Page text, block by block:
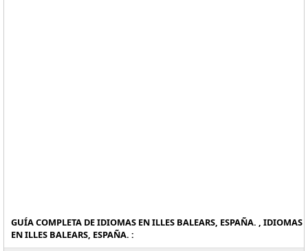
GUÍA COMPLETA DE IDIOMAS EN ILLES BALEARS, ESPAÑA. , IDIOMAS
EN ILLES BALEARS, ESPAÑA. :